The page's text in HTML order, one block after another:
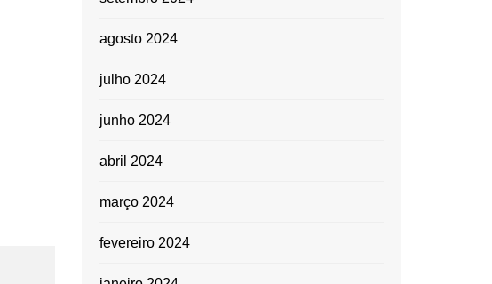
agosto 2024
julho 2024
junho 2024
abril 2024
março 2024
fevereiro 2024